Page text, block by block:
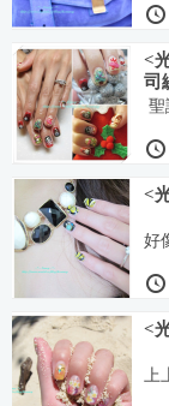
<
司
聖
<
好
<